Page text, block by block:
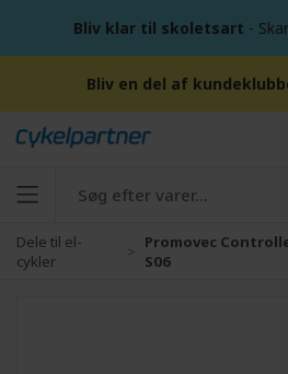
Bliv klar til skoletsart -
Bliv en del af
Dele til el-
cykler
Promovec
S06